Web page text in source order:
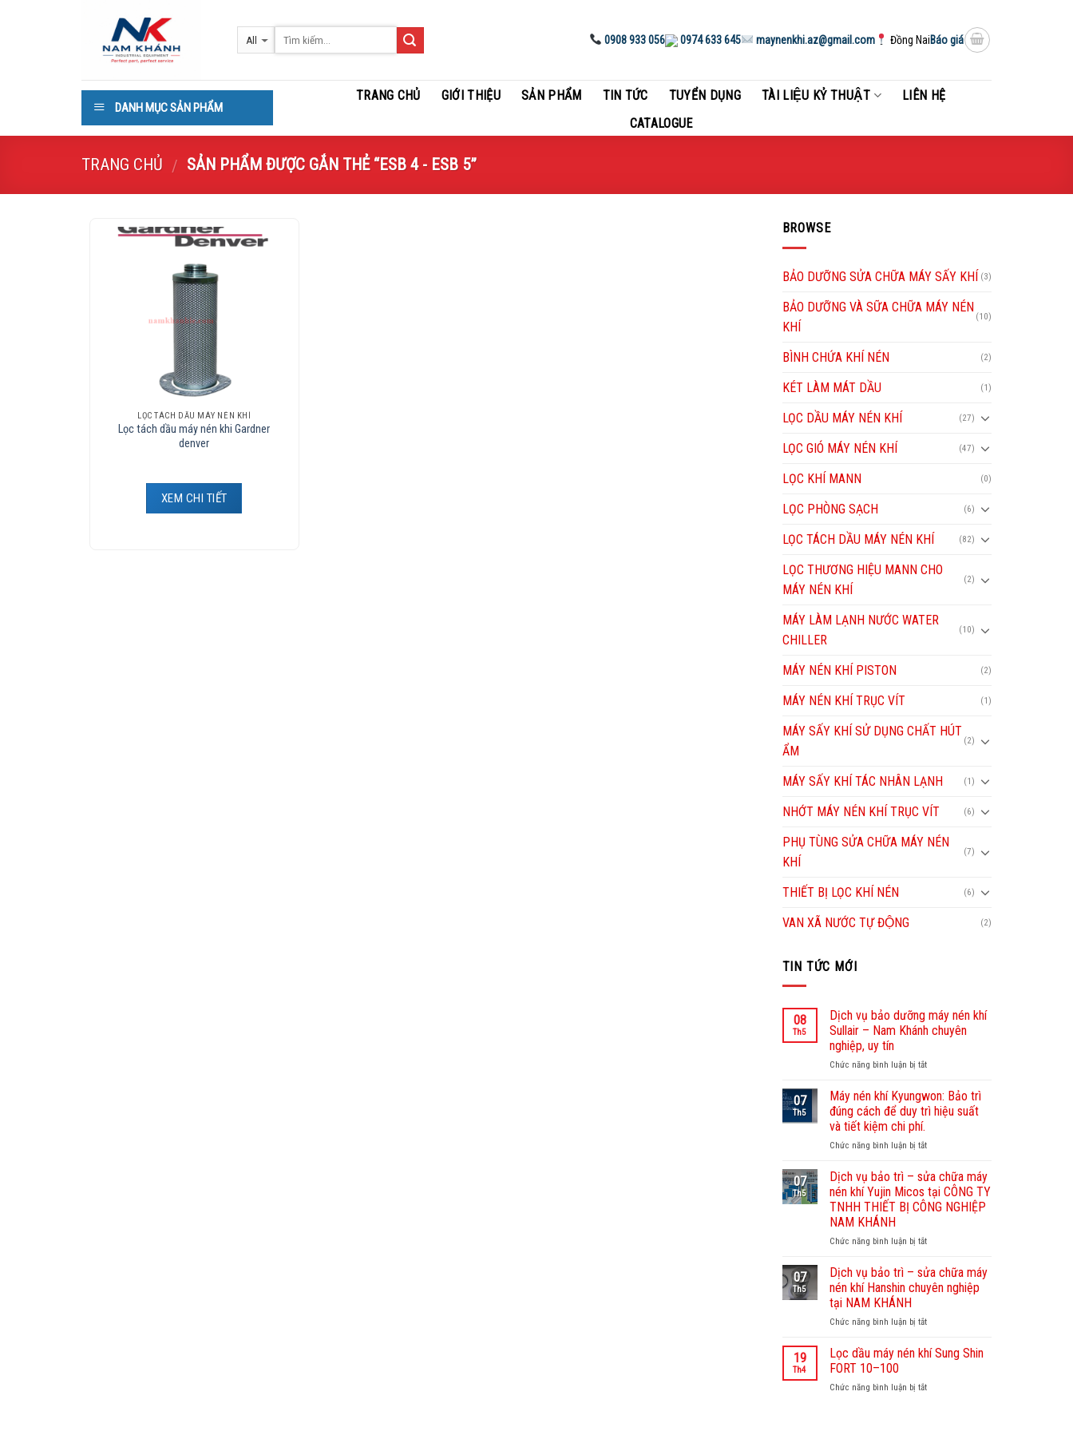
0908 933 056 0974 633 645 maynenkhi.az@gmail.com Đồng NaiBáo giá
DANH MỤC SẢN PHẨM
TRANG CHỦ GIỚI THIỆU SẢN PHẨM TIN TỨC TUYỂN DỤNG TÀI LIỆU KỶ THUẬT
LIÊN HỆ
CATALOGUE
TRANG CHỦ / SẢN PHẨM ĐƯỢC GẮN THẺ “ESB 4 - ESB 5”
LỌC TÁCH DẦU MÁY NÉN KHÍ
Lọc tách dầu máy nén khi Gardner
denver
XEM CHI TIẾT
BROWSE
BẢO DƯỠNG SỬA CHỮA MÁY SẤY KHÍ (3)
BẢO DƯỠNG VÀ SỮA CHỮA MÁY NÉN
KHÍ
(10)
BÌNH CHỨA KHÍ NÉN (2)
KÉT LÀM MÁT DẦU (1)
LỌC DẦU MÁY NÉN KHÍ (27)
LỌC GIÓ MÁY NÉN KHÍ (47)
LỌC KHÍ MANN (0)
LỌC PHÒNG SẠCH (6)
LỌC TÁCH DẦU MÁY NÉN KHÍ (82)
LỌC THƯƠNG HIỆU MANN CHO
MÁY NÉN KHÍ
(2)
MÁY LÀM LẠNH NƯỚC WATER
CHILLER
(10)
MÁY NÉN KHÍ PISTON (2)
MÁY NÉN KHÍ TRỤC VÍT (1)
MÁY SẤY KHÍ SỬ DỤNG CHẤT HÚT
ẨM
(2)
MÁY SẤY KHÍ TÁC NHÂN LẠNH (1)
NHỚT MÁY NÉN KHÍ TRỤC VÍT (6)
PHỤ TÙNG SỬA CHỮA MÁY NÉN
KHÍ
(7)
THIẾT BỊ LỌC KHÍ NÉN (6)
VAN XÃ NƯỚC TỰ ĐỘNG (2)
TIN TỨC MỚI
08
Th5
Dịch vụ bảo dưỡng máy nén khí
Sullair – Nam Khánh chuyên
nghiệp, uy tín
Chức năng bình luận bị tắtở
vụ
bảo
dưỡng
nén
Sullair
–
Nam
Khánh
nghiệp,
tín
07
Th5
Máy nén khí Kyungwon: Bảo trì
đúng cách để duy trì hiệu suất
và tiết kiệm chi phí.
Chức năng bình luận bị tắtở
nén
khí
Kyungwon:
Bảo
đúng
để
duy
trì
suất
tiết
phí.
07
Th5
Dịch vụ bảo trì – sửa chữa máy
nén khí Yujin Micos tại CÔNG TY
TNHH THIẾT BỊ CÔNG NGHIỆP
NAM KHÁNH
Chức năng bình luận bị tắtở
vụ
bảo
trì
sửa
máy
Yujin
07
Th5
Dịch vụ bảo trì – sửa chữa máy
nén khí Hanshin chuyên nghiệp
tại NAM KHÁNH
Chức năng bình luận bị tắtở
vụ
–
19
Th4
Lọc dầu máy nén khí Sung Shin
FORT 10–100
Chức năng bình luận bị tắtở